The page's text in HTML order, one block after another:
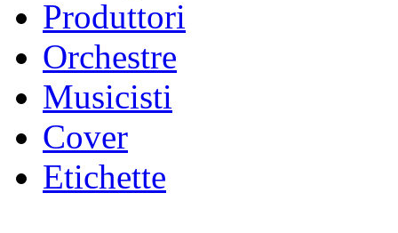
Produttori
Orchestre
Musicisti
Cover
Etichette